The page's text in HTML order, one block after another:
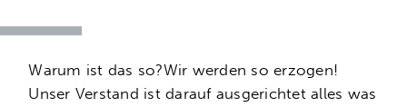
Warum ist das so?Wir werden so erzogen!
Unser Verstand ist darauf ausgerichtet alles was